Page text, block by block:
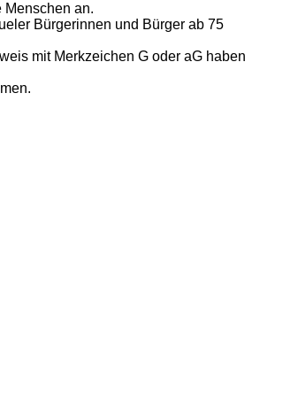
Menschen an.
Bürgerinnen und Bürger ab 75
mit Merkzeichen G oder aG haben